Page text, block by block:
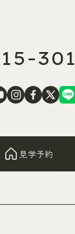
301
見学予約